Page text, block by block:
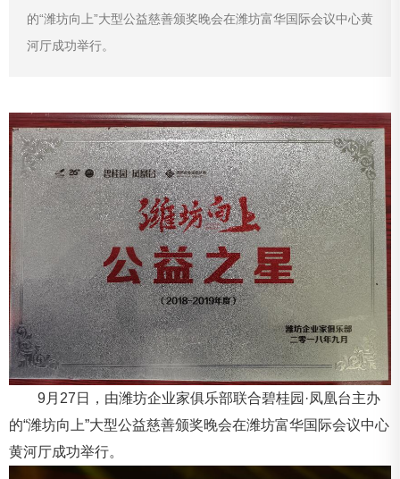
的“潍坊向上”大型公益慈善颁奖晚会在潍坊富华国际会议中心黄
河厅成功举行。
9月27日，由潍坊企业家俱乐部联合碧桂园·凤凰台主办
的“潍坊向上”大型公益慈善颁奖晚会在潍坊富华国际会议中心
黄河厅成功举行。